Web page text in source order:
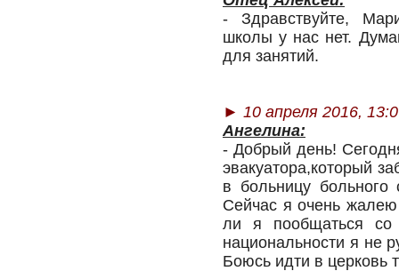
- Здравствуйте,
школы у нас нет.
для занятий.
► 10 апреля 2016,
Ангелина:
- Добрый день!
эвакуатора,который
в больницу
Сейчас я очень
ли я пообщаться
национальности я не
Боюсь идти в церковь